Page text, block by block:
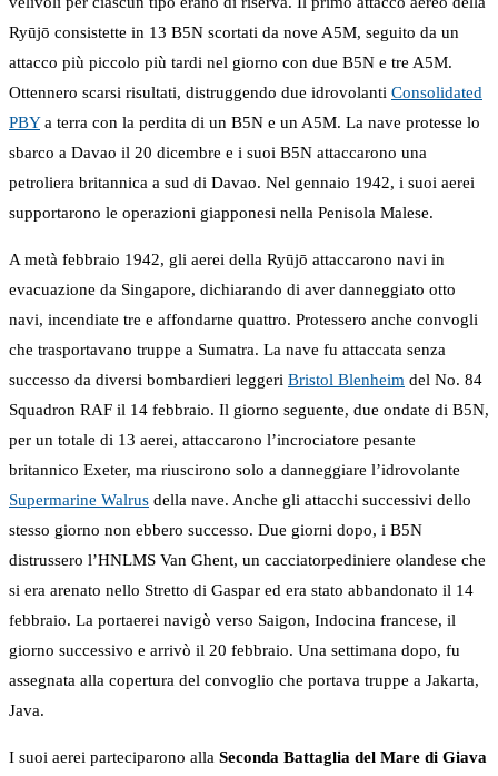
Ryūjō consistette in 13 B5N scortati da nove A5M, seguito da un
attacco più piccolo più tardi nel giorno con due B5N e tre A5M.
Ottennero scarsi risultati, distruggendo due idrovolanti Consolidated
PBYa terra con la perdita di un B5N e un A5M. La nave protesse lo
sbarco a Davao il 20 dicembre e i suoi B5N attaccarono una
petroliera britannica a sud di Davao. Nel gennaio 1942, i suoi aerei
supportarono le operazioni giapponesi nella Penisola Malese.
A metà febbraio 1942, gli aerei della Ryūjō attaccarono navi in
evacuazione da Singapore, dichiarando di aver danneggiato otto
navi, incendiate tre e affondarne quattro. Protessero anche convogli
che trasportavano truppe a Sumatra. La nave fu attaccata senza
successo da diversi bombardieri leggeri Bristol Blenheim del No. 84
Squadron RAF il 14 febbraio. Il giorno seguente, due ondate di B5N,
per un totale di 13 aerei, attaccarono l’incrociatore pesante
britannico Exeter, ma riuscirono solo a danneggiare l’idrovolante
Supermarine Walrus della nave. Anche gli attacchi successivi dello
stesso giorno non ebbero successo. Due giorni dopo, i B5N
distrussero l’HNLMS Van Ghent, un cacciatorpediniere olandese che
si era arenato nello Stretto di Gaspar ed era stato abbandonato il 14
febbraio. La portaerei navigò verso Saigon, Indocina francese, il
giorno successivo e arrivò il 20 febbraio. Una settimana dopo, fu
assegnata alla copertura del convoglio che portava truppe a Jakarta,
Java.
I suoi aerei parteciparono alla Seconda Battaglia del Mare di Giava